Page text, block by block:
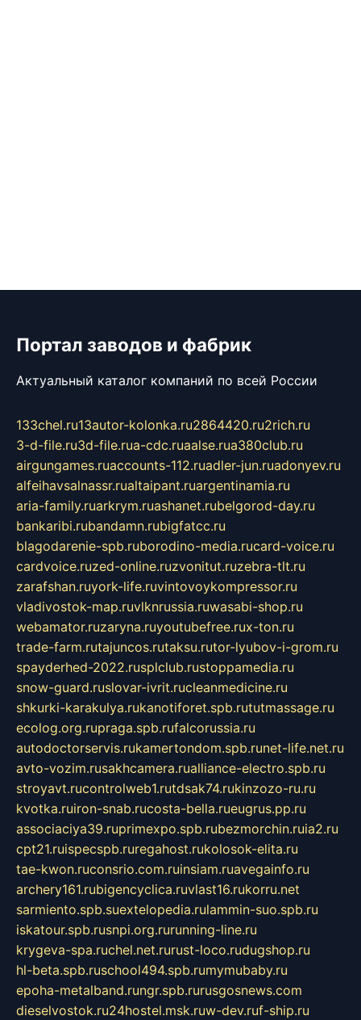
Портал заводов и фабрик
Актуальный каталог компаний по всей России
133chel.ru13autor-kolonka.ru2864420.ru2rich.ru
3-d-file.ru3d-file.rua-cdc.ruaalse.rua380club.ru
airgungames.ruaccounts-112.ruadler-jun.ruadonyev.ru
alfeihavsalnassr.rualtaipant.ruargentinamia.ru
aria-family.ruarkrym.ruashanet.rubelgorod-day.ru
bankaribi.rubandamn.rubigfatcc.ru
blagodarenie-spb.ruborodino-media.rucard-voice.ru
cardvoice.ruzed-online.ruzvonitut.ruzebra-tlt.ru
zarafshan.ruyork-life.ruvintovoykompressor.ru
vladivostok-map.ruvlknrussia.ruwasabi-shop.ru
webamator.ruzaryna.ruyoutubefree.rux-ton.ru
trade-farm.rutajuncos.rutaksu.rutor-lyubov-i-grom.ru
spayderhed-2022.rusplclub.rustoppamedia.ru
snow-guard.ruslovar-ivrit.rucleanmedicine.ru
shkurki-karakulya.rukanotiforet.spb.rututmassage.ru
ecolog.org.rupraga.spb.rufalcorussia.ru
autodoctorservis.rukamertondom.spb.runet-life.net.ru
avto-vozim.rusakhcamera.rualliance-electro.spb.ru
stroyavt.rucontrolweb1.rutdsak74.rukinzozo-ru.ru
kvotka.ruiron-snab.rucosta-bella.rueugrus.pp.ru
associaciya39.ruprimexpo.spb.rubezmorchin.ruia2.ru
cpt21.ruispecspb.ruregahost.rukolosok-elita.ru
tae-kwon.ruconsrio.com.ruinsiam.ruavegainfo.ru
archery161.rubigencyclica.ruvlast16.rukorru.net
sarmiento.spb.suextelopedia.rulammin-suo.spb.ru
iskatour.spb.rusnpi.org.rurunning-line.ru
krygeva-spa.ruchel.net.rurust-loco.rudugshop.ru
hl-beta.spb.ruschool494.spb.rumymubaby.ru
epoha-metalband.rungr.spb.rurusgosnews.com
dieselvostok.ru24hostel.msk.ruw-dev.ruf-ship.ru